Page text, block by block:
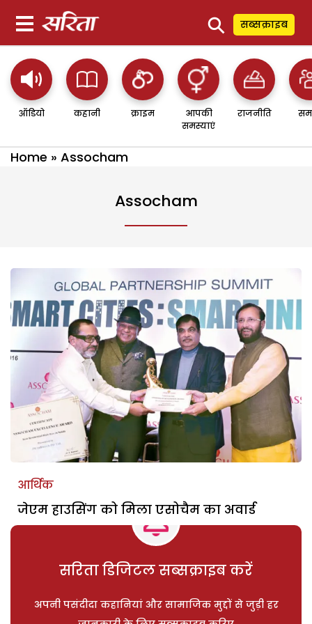
⚲ सब्सक्राइब
ऑडियो कहानी क्राइम
आपकी
समस्याएं
राजनीति
Home » Assocham
Assocham
आर्थिक
जेएम हाउसिंग को मिला एसोचैम का अवार्ड
सरिता डिजिटल सब्सक्राइब करें
अपनी पसंदीदा कहानियां और सामाजिक मुद्दों से जुड़ी हर